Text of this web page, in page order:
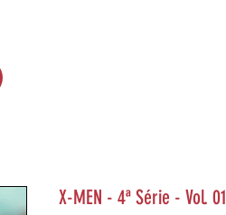
X-MEN - 4ª Série - Vol. 01